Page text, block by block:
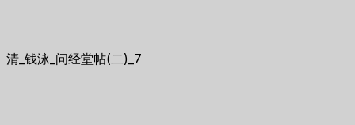
清_钱泳_问经堂帖(二)_7